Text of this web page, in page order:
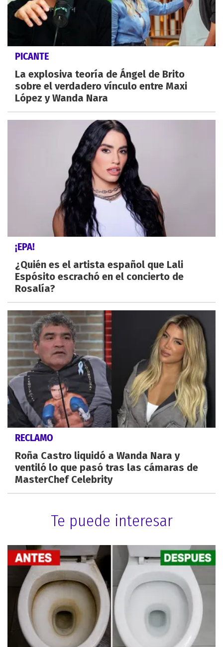
PICANTE
La explosiva teoría de Ángel de Brito
sobre el verdadero vínculo entre Maxi
López y Wanda Nara
¡EPA!
¿Quién es el artista español que Lali
Espósito escrachó en el concierto de
Rosalía?
RECLAMO
Roña Castro liquidó a Wanda Nara y
ventiló lo que pasó tras las cámaras de
MasterChef Celebrity
Te puede interesar